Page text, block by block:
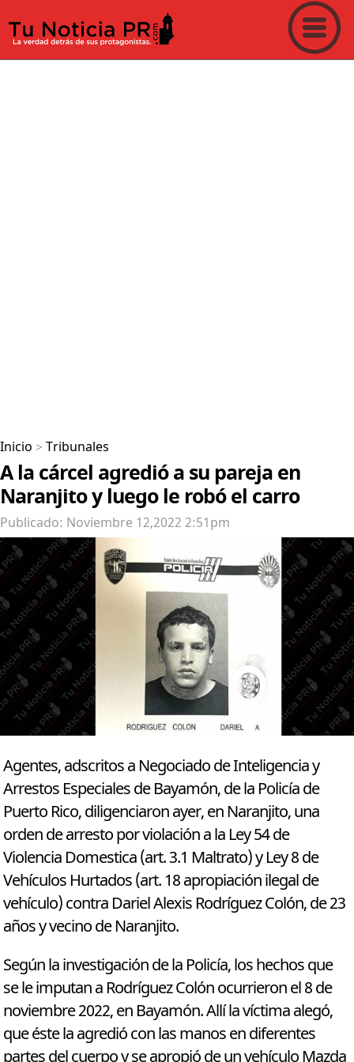
Inicio > Tribunales
A la cárcel agredió a su pareja en
Naranjito y luego le robó el carro
Publicado: Noviembre 12,2022 2:51pm
Agentes, adscritos a Negociado de Inteligencia y
Arrestos Especiales de Bayamón, de la Policía de
Puerto Rico, diligenciaron ayer, en Naranjito, una
orden de arresto por violación a la Ley 54 de
Violencia Domestica (art. 3.1 Maltrato) y Ley 8 de
Vehículos Hurtados (art. 18 apropiación ilegal de
vehículo) contra Dariel Alexis Rodríguez Colón, de 23
años y vecino de Naranjito.
Según la investigación de la Policía, los hechos que
se le imputan a Rodríguez Colón ocurrieron el 8 de
noviembre 2022, en Bayamón. Allí la víctima alegó,
que éste la agredió con las manos en diferentes
partes del cuerpo y se apropió de un vehículo Mazda